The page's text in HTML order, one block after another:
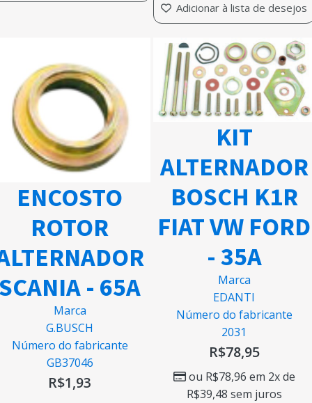
Adicionar à lista de desejos
ENCOSTO
ROTOR
- 65A
Marca
G.BUSCH
Número do fabricante
GB37046
R$1,93
KIT
ALTERNADOR
BOSCH K1R
FIAT VW FORD
- 35A
Marca
EDANTI
Número do fabricante
2031
R$78,95
ou R$78,96 em 2x de
R$39,48 sem juros